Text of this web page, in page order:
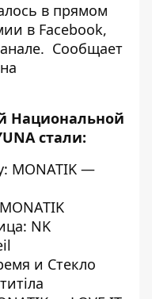
в прямом
в Facebook,
. Сообщает
Национальной
стали:
MONATIK —
NK
и Стекло